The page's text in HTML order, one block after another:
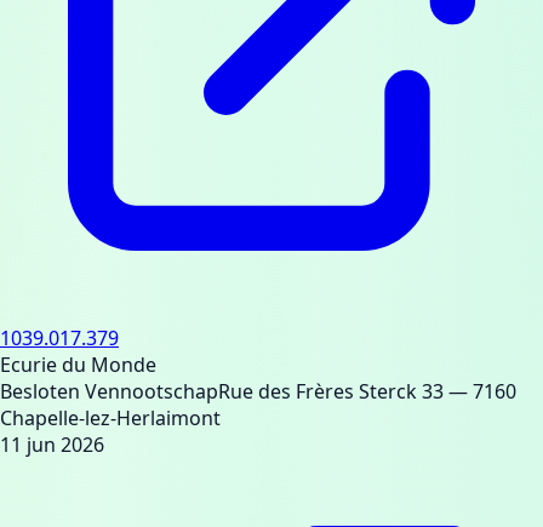
1039.017.379
Ecurie du Monde
Besloten VennootschapRue des Frères Sterck 33— 7160
Chapelle-lez-Herlaimont
11 jun 2026